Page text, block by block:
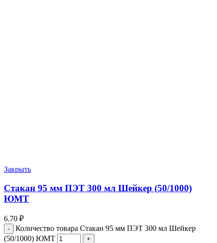
Закрыть
Стакан 95 мм ПЭТ 300 мл Шейкер (50/1000)
ЮМТ
6.70 ₽
Количество товара Стакан 95 мм ПЭТ 300 мл Шейкер
(50/1000) ЮМТ